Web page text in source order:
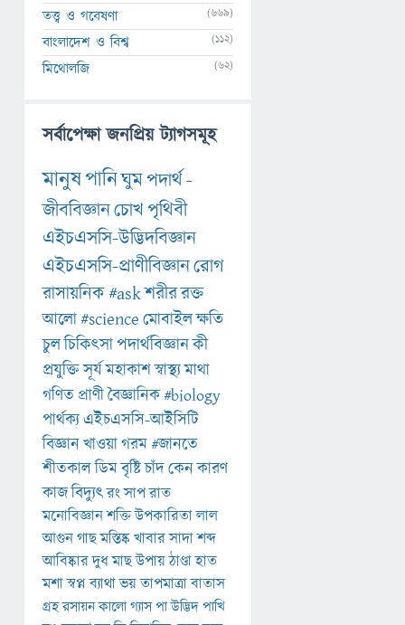
তত্ত্ব ও গবেষণা (669)
বাংলাদেশ ও বিশ্ব (112)
মিথোলজি (62)
সর্বাপেক্ষা জনপ্রিয় ট্যাগসমূহ
মানুষপানিঘুমপদার্থ-
জীববিজ্ঞানচোখপৃথিবী
এইচএসসি-উদ্ভিদবিজ্ঞান
এইচএসসি-প্রাণীবিজ্ঞানরোগ
রাসায়নিক#askশরীররক্ত
আলো#scienceমোবাইলক্ষতি
চুলচিকিৎসাপদার্থবিজ্ঞানকী
প্রযুক্তিসূর্যমহাকাশস্বাস্থ্যমাথা
গণিত প্রাণীবৈজ্ঞানিক#biology
পার্থক্য এইচএসসি-আইসিটি
বিজ্ঞানখাওয়াগরম#জানতে
শীতকালডিমবৃষ্টিচাঁদকেনকারণ
কাজবিদ্যুৎরংসাপরাত
মনোবিজ্ঞানশক্তিউপকারিতালাল
আগুনগাছমস্তিষ্কখাবারসাদাশব্দ
আবিষ্কারদুধমাছউপায়ঠাণ্ডাহাত
মশাস্বপ্নব্যাথাভয়তাপমাত্রাবাতাস
গ্রহরসায়নকালোগ্যাসপাউদ্ভিদপাখি